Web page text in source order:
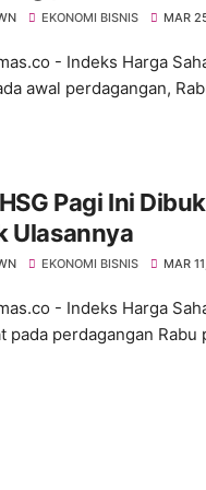
EKONOMI BISNIS MAR
- Indeks Harga
awal perdagangan,
Pagi Ini
Ulasannya
EKONOMI BISNIS MAR
- Indeks Harga
pada perdagangan Rabu